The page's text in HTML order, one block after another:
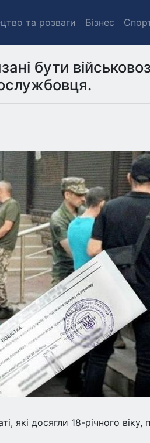
та розваги Бізнес
бути
які досягли 18-річного віку,